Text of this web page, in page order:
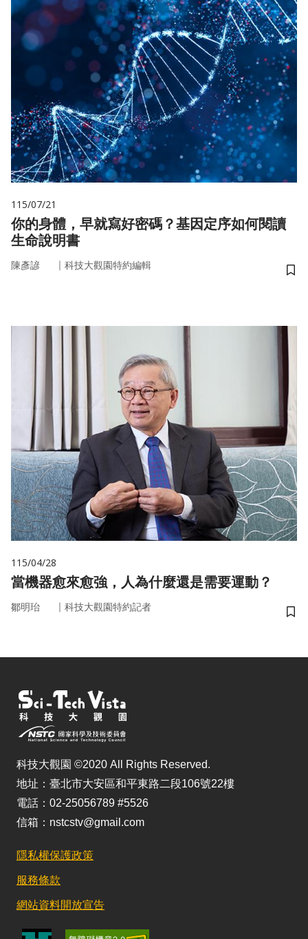
115/07/21
你的身體，早就寫好密碼？基因定序如何閱讀
生命說明書
陳彥諺 ｜ 科技大觀園特約編輯
儲
115/04/28
當機器愈來愈強，人為什麼還是需要運動？
鄒明珆 ｜ 科技大觀園特約記者
儲
科技大觀園 ©2020 All Rights Reserved.
地址：臺北市大安區和平東路二段106號22樓
電話：02-25056789 #5526
信箱：nstcstv@gmail.com
隱私權保護政策
服務條款
網站資料開放宣告